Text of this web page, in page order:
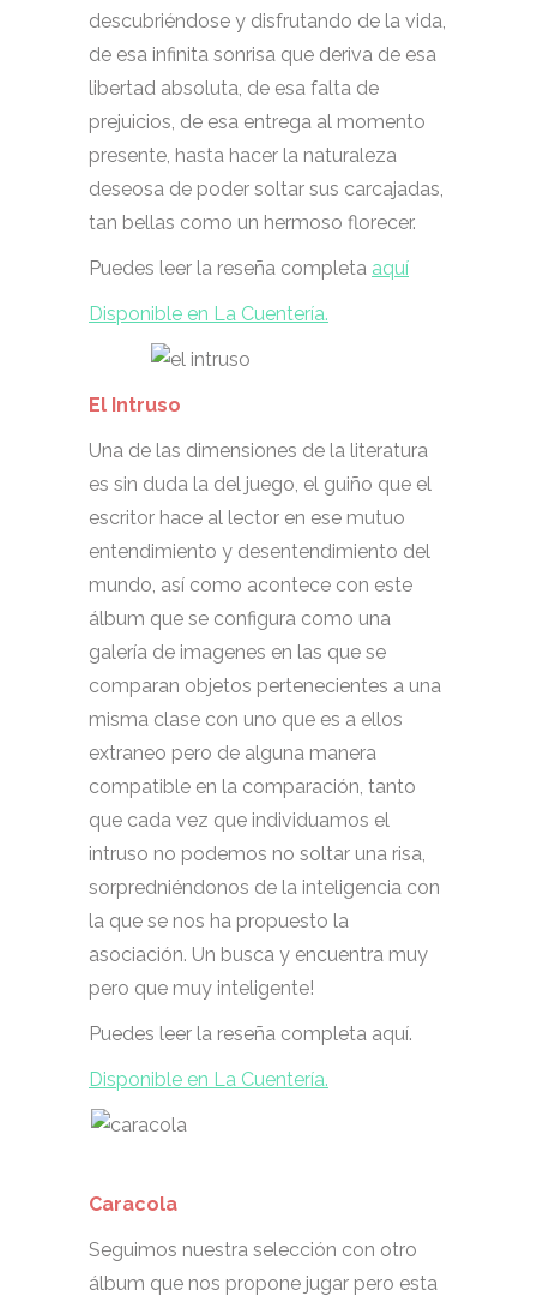
descubriéndose y disfrutando de la vida,
de esa infinita sonrisa que deriva de esa
libertad absoluta, de esa falta de
prejuicios, de esa entrega al momento
presente, hasta hacer la naturaleza
deseosa de poder soltar sus carcajadas,
tan bellas como un hermoso florecer.
Puedes leer la reseña completa aquí
Disponible en La Cuentería.
El Intruso
Una de las dimensiones de la literatura
es sin duda la del juego, el guiño que el
escritor hace al lector en ese mutuo
entendimiento y desentendimiento del
mundo, así como acontece con este
álbum que se configura como una
galería de imagenes en las que se
comparan objetos pertenecientes a una
misma clase con uno que es a ellos
extraneo pero de alguna manera
compatible en la comparación, tanto
que cada vez que individuamos el
intruso no podemos no soltar una risa,
sorpredniéndonos de la inteligencia con
la que se nos ha propuesto la
asociación. Un busca y encuentra muy
pero que muy inteligente!
Puedes leer la reseña completa aquí.
Disponible en La Cuentería.
Caracola
Seguimos nuestra selección con otro
álbum que nos propone jugar pero esta